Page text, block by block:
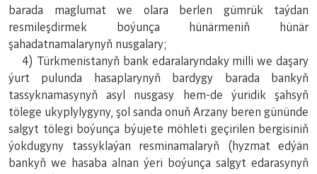
barada maglumat we olara berlen gümrük taýdan
resmileşdirmek boýunça hünärmeniň hünär
şahadatnamalarynyň nusgalary;
4) Türkmenistanyň bank edaralaryndaky milli we daşary
ýurt pulunda hasaplarynyň bardygy barada bankyň
tassyknamasynyň asyl nusgasy hem-de ýuridik şahsyň
tölege ukyplylygyny, şol sanda onuň Arzany beren gününde
salgyt tölegi boýunça býujete möhleti geçirilen bergisiniň
ýokdugyny tassyklaýan resminamalaryň (hyzmat edýän
bankyň we hasaba alnan ýeri boýunça salgyt edarasynyň